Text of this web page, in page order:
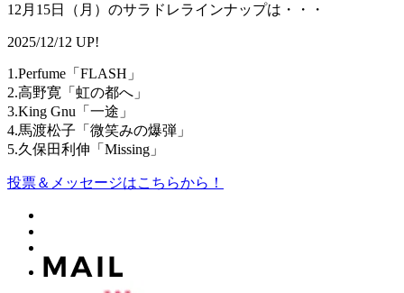
12月15日（月）のサラドレラインナップは・・・
2025/12/12 UP!
1.Perfume「FLASH」
2.高野寛「虹の都へ」
3.King Gnu「一途」
4.馬渡松子「微笑みの爆弾」
5.久保田利伸「Missing」
投票＆メッセージはこちらから！